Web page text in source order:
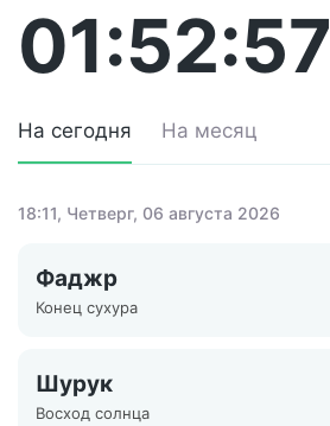
01:52:57
На сегодня На месяц
18:11, Четверг, 06 августа 2026
Фаджр
Конец сухура
Шурук
Восход солнца